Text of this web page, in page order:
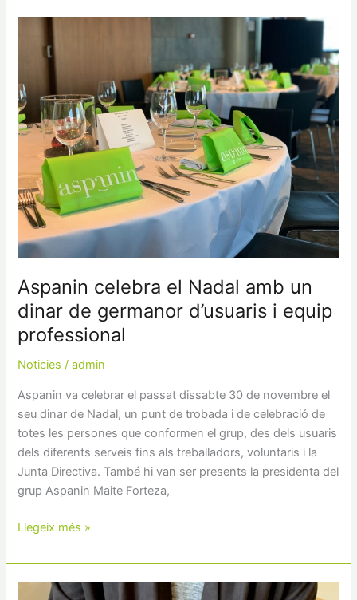
Aspanin celebra el Nadal amb un
dinar de germanor d’usuaris i equip
professional
Noticies /admin
Aspanin va celebrar el passat dissabte 30 de novembre el
seu dinar de Nadal, un punt de trobada i de celebració de
totes les persones que conformen el grup, des dels usuaris
dels diferents serveis fins als treballadors, voluntaris i la
Junta Directiva. També hi van ser presents la presidenta del
grup Aspanin Maite Forteza,
celebra
Nadal
amb
un
dinar
germanor
d’usuaris
equip
professional
Llegeix més »
Aspanin